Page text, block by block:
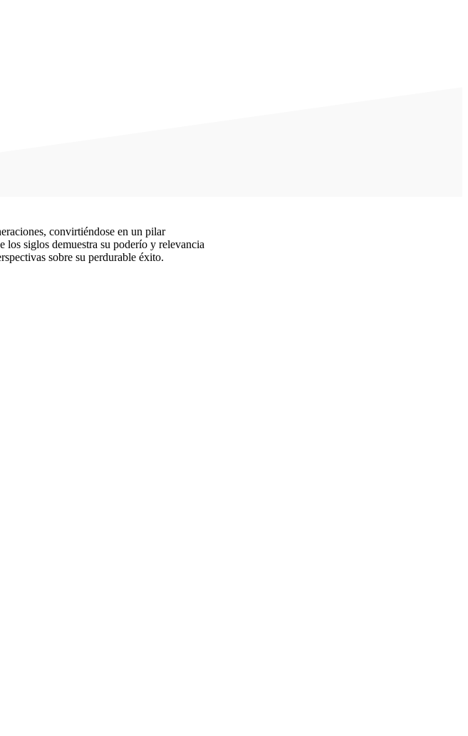
convirtiéndose en un pilar
los siglos demuestra su poderío y relevancia
sobre su perdurable éxito.